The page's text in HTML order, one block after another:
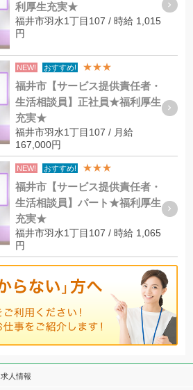
利厚生充実★
福井市羽水1丁目107 / 時給 1,015
円
NEW! おすすめ! ★★★
福井市【サービス提供責任者・
生活相談員】正社員★福利厚生
充実★
福井市羽水1丁目107 / 月給
167,000円
NEW! おすすめ! ★★★
福井市【サービス提供責任者・
生活相談員】パート★福利厚生
充実★
福井市羽水1丁目107 / 時給 1,065
円
求人情報